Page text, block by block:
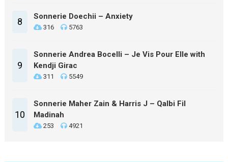
8 Sonnerie Doechii – Anxiety
316 5763
9
Sonnerie Andrea Bocelli – Je Vis Pour Elle with
Kendji Girac
311 5549
10
Sonnerie Maher Zain & Harris J – Qalbi Fil
Madinah
253 4921